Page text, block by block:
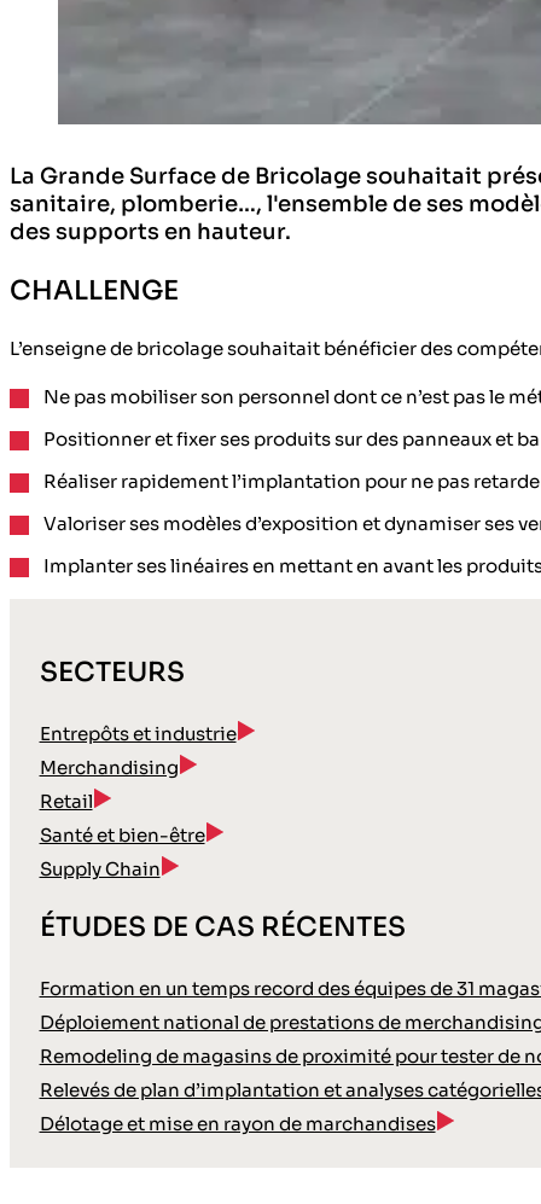
La Grande Surface de Bricolage souhaitait
sanitaire, plomberie…, l'ensemble de ses
des supports en hauteur.
CHALLENGE
L’enseigne de bricolage souhaitait bénéficier des
Ne pas mobiliser son personnel dont ce n’est pas le
Positionner et fixer ses produits sur des panneaux et
Réaliser rapidement l’implantation pour ne pas
Valoriser ses modèles d’exposition et dynamiser ses
Implanter ses linéaires en mettant en avant les
SECTEURS
Entrepôts et industrie
Merchandising
Retail
Santé et bien-être
Supply Chain
ÉTUDES DE CAS RÉCENTES
Formation en un temps record des équipes de 31
Déploiement national de prestations de
Remodeling de magasins de proximité pour tester de
Relevés de plan d’implantation et analyses
Délotage et mise en rayon de marchandises